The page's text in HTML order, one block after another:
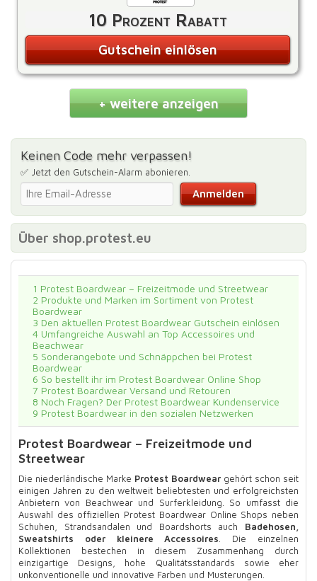
10 Prozent Rabatt
Gutschein einlösen
+ weitere anzeigen
Keinen Code mehr verpassen!
✅ Jetzt den Gutschein-Alarm abonieren.
Über shop.protest.eu
1 Protest Boardwear – Freizeitmode und Streetwear
2 Produkte und Marken im Sortiment von Protest
Boardwear
3 Den aktuellen Protest Boardwear Gutschein einlösen
4 Umfangreiche Auswahl an Top Accessoires und
Beachwear
5 Sonderangebote und Schnäppchen bei Protest
Boardwear
6 So bestellt ihr im Protest Boardwear Online Shop
7 Protest Boardwear Versand und Retouren
8 Noch Fragen? Der Protest Boardwear Kundenservice
9 Protest Boardwear in den sozialen Netzwerken
Protest Boardwear – Freizeitmode und
Streetwear
Die niederländische Marke Protest Boardwear gehört schon seit
einigen Jahren zu den weltweit beliebtesten und erfolgreichsten
Anbietern von Beachwear und Surferkleidung. So umfasst die
Auswahl des offiziellen Protest Boardwear Online Shops neben
Schuhen, Strandsandalen und Boardshorts auch Badehosen,
Sweatshirts oder kleinere Accessoires . Die einzelnen
Kollektionen bestechen in diesem Zusammenhang durch
einzigartige Designs, hohe Qualitätsstandards sowie eher
unkonventionelle und innovative Farben und Musterungen.